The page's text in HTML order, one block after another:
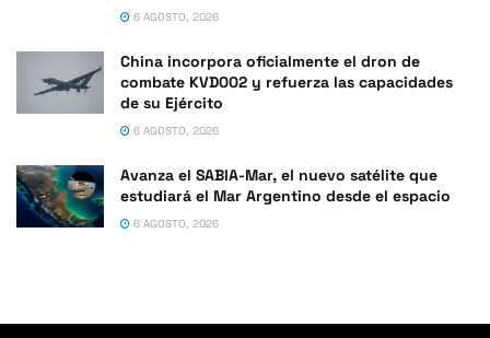
6 AGOSTO, 2026
China incorpora oficialmente el dron de
combate KVD002 y refuerza las capacidades
de su Ejército
6 AGOSTO, 2026
Avanza el SABIA-Mar, el nuevo satélite que
estudiará el Mar Argentino desde el espacio
6 AGOSTO, 2026